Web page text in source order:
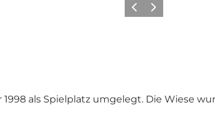
Vorherige Folie
Nächste Folie
als Spielplatz umgelegt. Die Wiese